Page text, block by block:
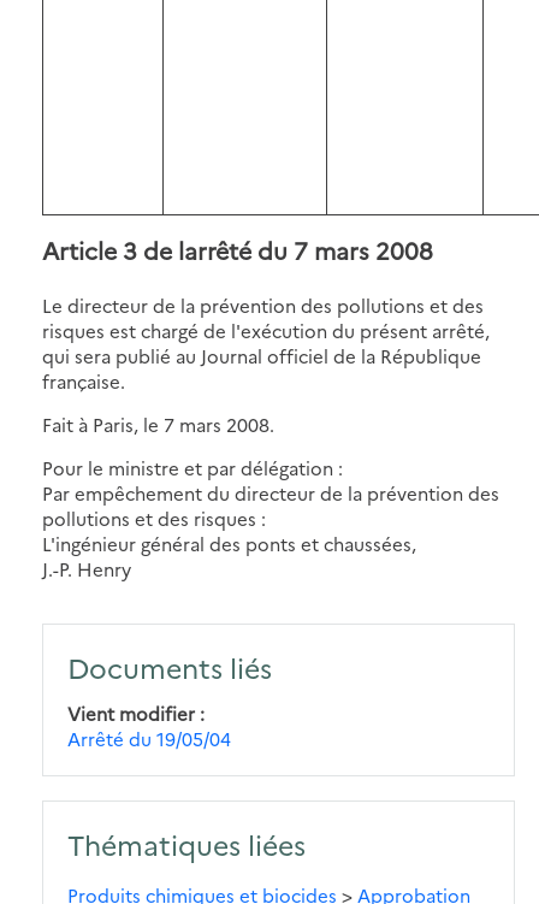
Article 3 de larrêté du 7 mars 2008
Le directeur de la prévention des pollutions et des
risques est chargé de l'exécution du présent arrêté,
qui sera publié au Journal officiel de la République
française.
Fait à Paris, le 7 mars 2008.
Pour le ministre et par délégation :
Par empêchement du directeur de la prévention des
pollutions et des risques :
L'ingénieur général des ponts et chaussées,
J.-P. Henry
Documents liés
Vient modifier
Arrêté du 19/05/04
Thématiques liées
Produits chimiques et biocides > Approbation